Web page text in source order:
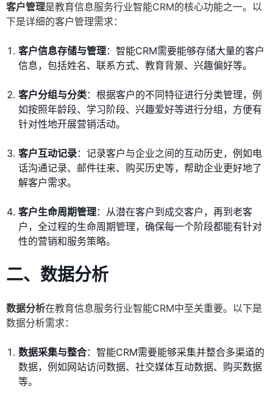
客户管理是教育信息服务行业智能CRM的核心功能之一。以
下是详细的客户管理需求：
客户信息存储与管理：智能CRM需要能够存储大量的客户
信息，包括姓名、联系方式、教育背景、兴趣偏好等。
客户分组与分类：根据客户的不同特征进行分类管理，例
如按照年龄段、学习阶段、兴趣爱好等进行分组，方便有
针对性地开展营销活动。
客户互动记录：记录客户与企业之间的互动历史，例如电
话沟通记录、邮件往来、购买历史等，帮助企业更好地了
解客户需求。
客户生命周期管理：从潜在客户到成交客户，再到老客
户，全过程的生命周期管理，确保每一个阶段都能有针对
性的营销和服务策略。
二、数据分析
数据分析在教育信息服务行业智能CRM中至关重要。以下是
数据分析需求：
数据采集与整合：智能CRM需要能够采集并整合多渠道的
数据，例如网站访问数据、社交媒体互动数据、购买数据
等。